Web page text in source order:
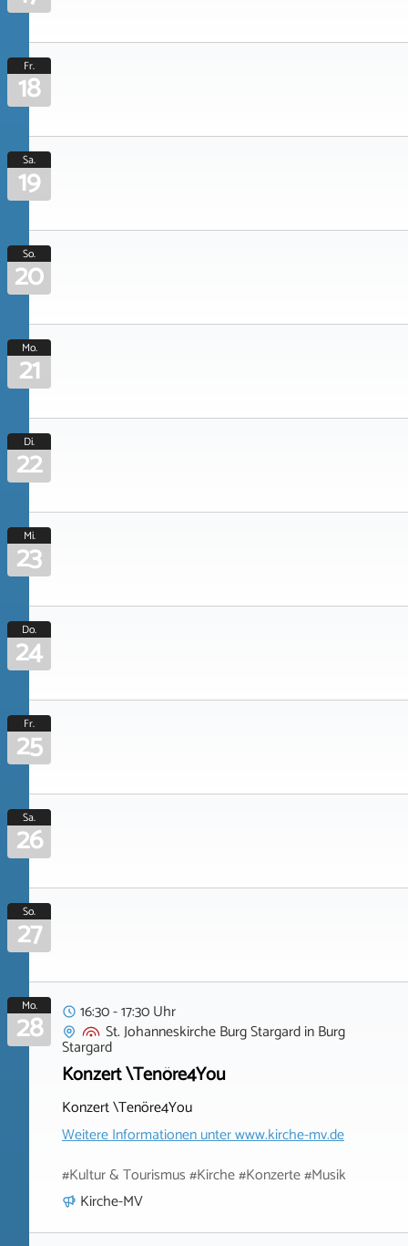
Fr.
18
Sa.
19
So.
20
Mo.
21
Di.
22
Mi.
23
Do.
24
Fr.
25
Sa.
26
So.
27
Mo.
28
16:30 - 17:30 Uhr
St. Johanneskirche Burg StargardinBurg
Stargard
Konzert \Tenöre4You
Konzert \Tenöre4You
Weitere Informationen unterwww.kirche-mv.de
#Kultur & Tourismus #Kirche #Konzerte #Musik
Kirche-MV